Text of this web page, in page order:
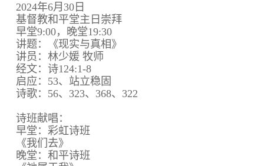
2024年6月30日
基督教和平堂主日崇拜
早堂9:00，晚堂19:30
讲题：《现实与真相》
讲员：林少媛 牧师
经文：诗124:1-8
启应：53、站立稳固
诗歌：56、323、368、322
诗班献唱：
早堂：彩虹诗班
《我们去》
晚堂：和平诗班